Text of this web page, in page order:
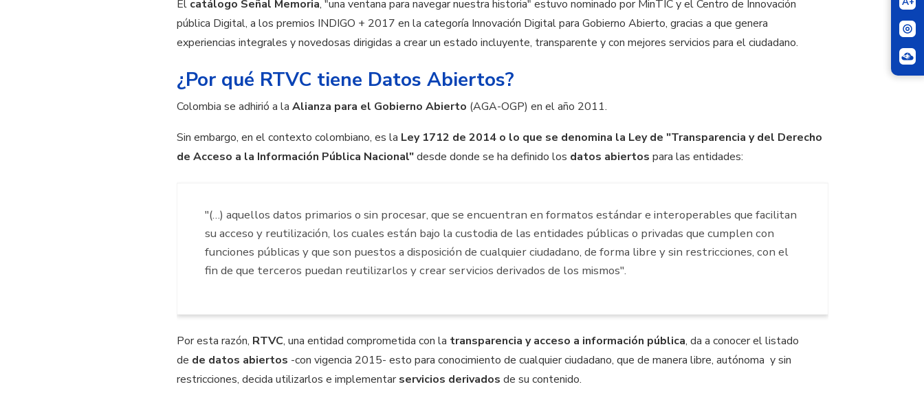
El catálogo Señal Memoria, "una ventana para navegar nuestra historia" estuvo nominado por MinTIC y el Centro de Innovación
pública Digital, a los premios INDIGO + 2017 en la categoría Innovación Digital para Gobierno Abierto, gracias a que genera
experiencias integrales y novedosas dirigidas a crear un estado incluyente, transparente y con mejores servicios para el ciudadano.
¿Por qué RTVC tiene Datos Abiertos?
Colombia se adhirió a laAlianza para el Gobierno Abierto (AGA-OGP) en el año 2011.
Sin embargo, en el contexto colombiano, es la Ley 1712 de 2014 o lo que se denomina la Ley de "Transparencia y del Derecho
de Acceso a la Información Pública Nacional"desde donde se ha definido los datos abiertos para las entidades:
"(…) aquellos datos primarios o sin procesar, que se encuentran en formatos estándar e interoperables que facilitan
su acceso y reutilización, los cuales están bajo la custodia de las entidades públicas o privadas que cumplen con
funciones públicas y que son puestos a disposición de cualquier ciudadano, de forma libre y sin restricciones, con el
fin de que terceros puedan reutilizarlos y crear servicios derivados de los mismos".
Por esta razón, RTVC, una entidad comprometida con la transparencia y acceso a información pública, da a conocer el listado
de de datos abiertos -con vigencia 2015- esto para conocimiento de cualquier ciudadano, que de manera libre, autónoma y sin
restricciones, decida utilizarlos e implementarservicios derivadosde su contenido.